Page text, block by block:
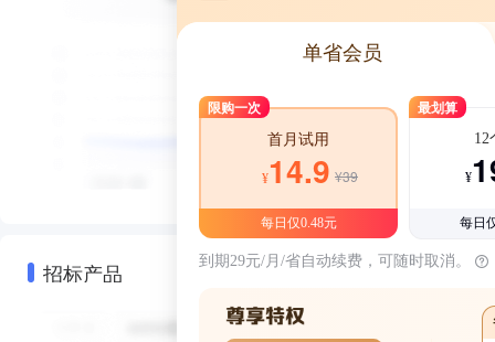
招标产品
单省会员
限购一次
首月试用
¥14.9 ¥39
每日仅0.48元
最划算
12
¥
每日
到期29元/月/省自动续费，可随时取消。